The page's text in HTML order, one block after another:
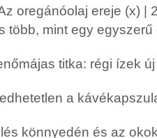
oregánóolaj ereje (x) |
több, mint egy
titka: régi ízek
a
könnyedén és az